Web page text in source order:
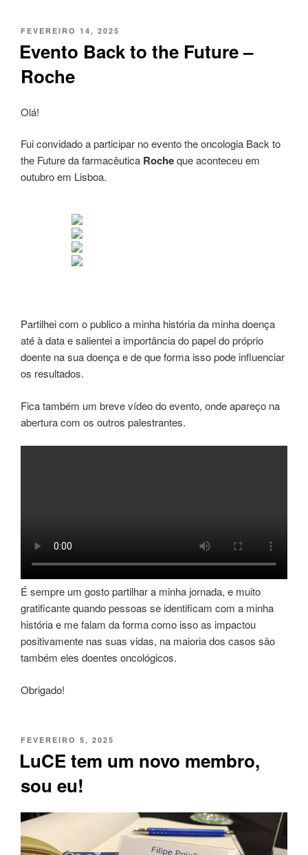
PUBLICADO
FEVEREIRO 14, 2025
Evento Back to the Future –
Roche
Olá!
Fui convidado a participar no evento the oncologia Back to
the Future da farmacêutica Rocheque aconteceu em
outubro em Lisboa.
Partilhei com o publico a minha história da minha doença
até à data e salientei a importância do papel do próprio
doente na sua doença e de que forma isso pode influenciar
os resultados.
Fica também um breve vídeo do evento, onde apareço na
abertura com os outros palestrantes.
É sempre um gosto partilhar a minha jornada, e muito
gratificante quando pessoas se identificam com a minha
história e me falam da forma como isso as impactou
positivamente nas suas vidas, na maioria dos casos são
também eles doentes oncológicos.
Obrigado!
PUBLICADO
FEVEREIRO 5, 2025
LuCE tem um novo membro,
sou eu!